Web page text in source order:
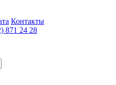
Контакты
871 24 28